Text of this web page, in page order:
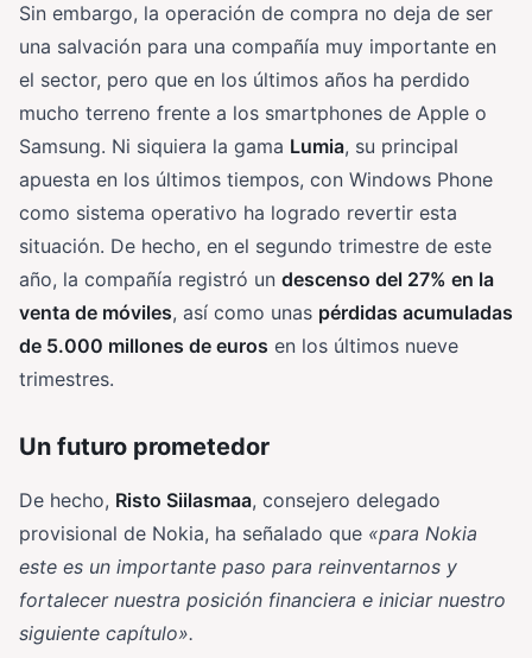
Sin embargo, la operación de compra no deja de ser
una salvación para una compañía muy importante en
el sector, pero que en los últimos años ha perdido
mucho terreno frente a los smartphones de Apple o
Samsung. Ni siquiera la gama Lumia, su principal
apuesta en los últimos tiempos, con Windows Phone
como sistema operativo ha logrado revertir esta
situación. De hecho, en el segundo trimestre de este
año, la compañía registró un descenso del 27% en la
venta de móviles, así como unas pérdidas acumuladas
de 5.000 millones de euros en los últimos nueve
trimestres.
Un futuro prometedor
De hecho, Risto Siilasmaa, consejero delegado
provisional de Nokia, ha señalado que «para Nokia
este es un importante paso para reinventarnos y
fortalecer nuestra posición financiera e iniciar nuestro
siguiente capítulo».